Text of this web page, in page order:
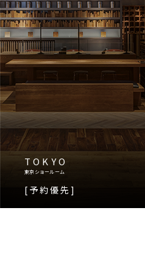
TOKYO
東京ショールーム
[予約優先]